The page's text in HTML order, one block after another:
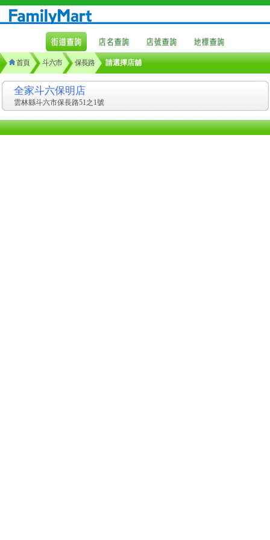
首頁 斗六市 保長路 請選擇店舖
全家斗六保明店
雲林縣斗六市保長路51之1號